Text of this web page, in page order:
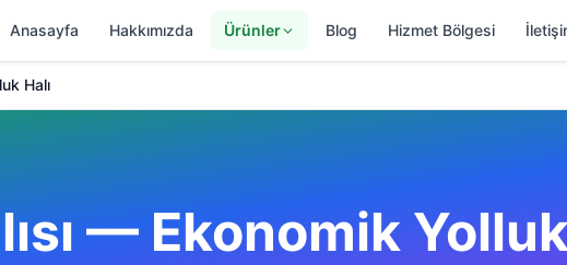
Anasayfa Hakkımızda Ürünler Blog Hizmet Bölgesi
Halı
— Ekonomik Yolluk